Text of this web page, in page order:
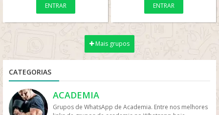
ENTRAR ENTRAR
Mais grupos
CATEGORIAS
ACADEMIA
Grupos de WhatsApp de Academia. Entre nos melhores